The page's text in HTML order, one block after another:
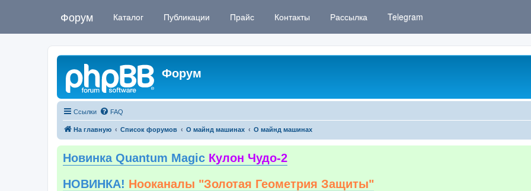
Форум Каталог Публикации Прайс Контакты Рассылка Telegram
Форум
Ссылки FAQ
На главную Список форумов О майнд машинах О майнд машинах
Новинка Quantum Magic Кулон Чудо-2
НОВИНКА! Нооканалы "Золотая Геометрия Защиты"